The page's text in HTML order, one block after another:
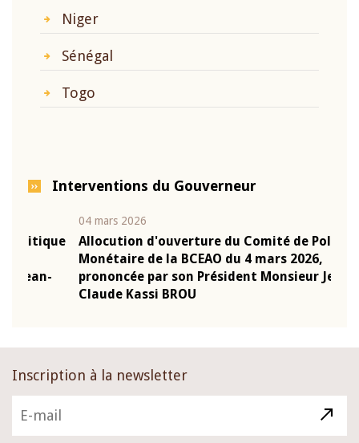
Niger
Sénégal
Togo
Interventions du Gouverneur
04 mars 2026
Allocution d'ouverture du Comité de Politique
Monétaire de la BCEAO du 4 mars 2026,
prononcée par son Président Monsieur Jean-
Claude Kassi BROU
Inscription à la newsletter